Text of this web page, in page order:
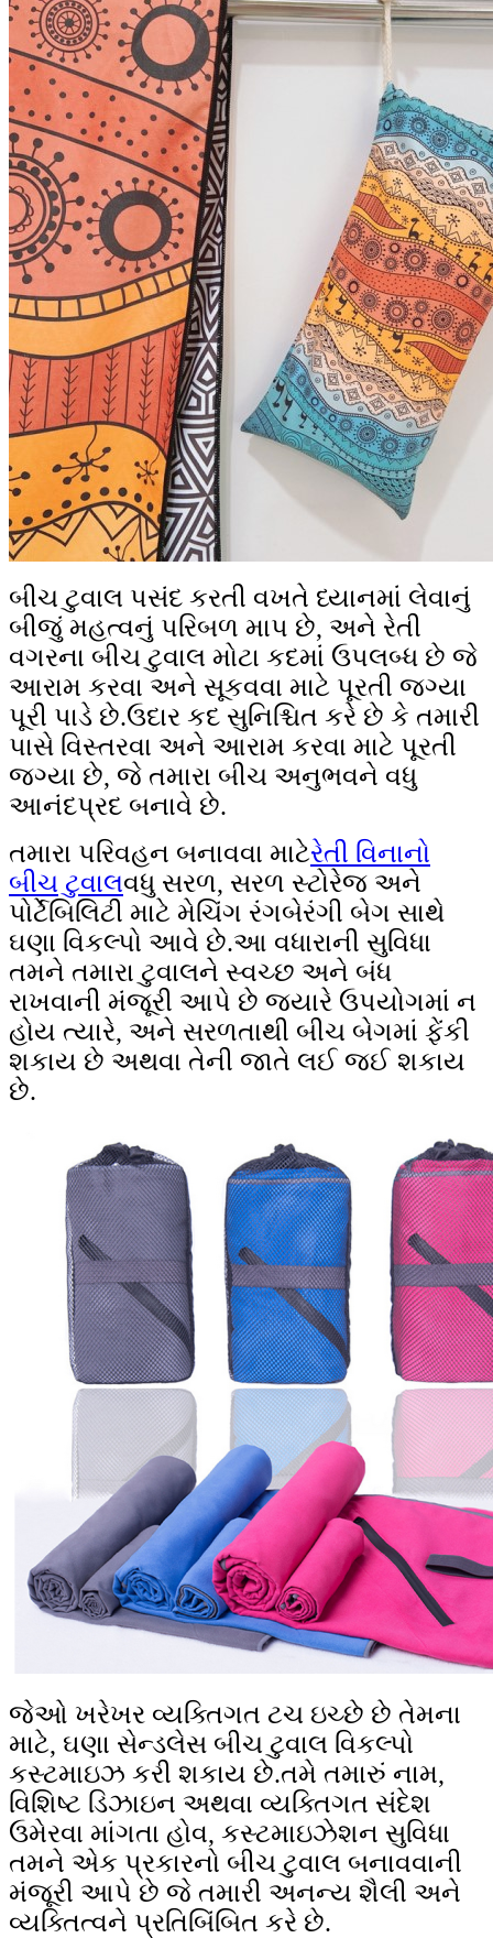
બીચ ટુવાલ પસંદ કરતી વખતે ધ્યાનમાં લેવાનું
બીજું મહત્વનું પરિબળ માપ છે, અને રેતી
વગરના બીચ ટુવાલ મોટા કદમાં ઉપલબ્ધ છે જે
આરામ કરવા અને સૂકવવા માટે પૂરતી જગ્યા
પૂરી પાડે છે.ઉદાર કદ સુનિશ્ચિત કરે છે કે તમારી
પાસે વિસ્તરવા અને આરામ કરવા માટે પૂરતી
જગ્યા છે, જે તમારા બીચ અનુભવને વધુ
આનંદપ્રદ બનાવે છે.
તમારા પરિવહન બનાવવા માટેરેતી વિનાનો
બીચ ટુવાલવધુ સરળ, સરળ સ્ટોરેજ અને
પોર્ટેબિલિટી માટે મેચિંગ રંગબેરંગી બેગ સાથે
ઘણા વિકલ્પો આવે છે.આ વધારાની સુવિધા
તમને તમારા ટુવાલને સ્વચ્છ અને બંધ
રાખવાની મંજૂરી આપે છે જ્યારે ઉપયોગમાં ન
હોય ત્યારે, અને સરળતાથી બીચ બેગમાં ફેંકી
શકાય છે અથવા તેની જાતે લઈ જઈ શકાય
છે.
જેઓ ખરેખર વ્યક્તિગત ટચ ઇચ્છે છે તેમના
માટે, ઘણા સેન્ડલેસ બીચ ટુવાલ વિકલ્પો
કસ્ટમાઇઝ કરી શકાય છે.તમે તમારું નામ,
વિશિષ્ટ ડિઝાઇન અથવા વ્યક્તિગત સંદેશ
ઉમેરવા માંગતા હોવ, કસ્ટમાઇઝેશન સુવિધા
તમને એક પ્રકારનો બીચ ટુવાલ બનાવવાની
મંજૂરી આપે છે જે તમારી અનન્ય શૈલી અને
વ્યક્તિત્વને પ્રતિબિંબિત કરે છે.